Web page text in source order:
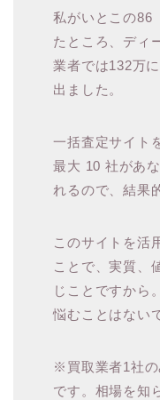
私がいとこの86
たところ、ディ
業者では132万
出ました。
一括査定サイト
最大 10 社があ
れるので、結果
このサイトを活
ことで、実質、
じことですから
悩むことはない
※買取業者1社の
です。相場を知